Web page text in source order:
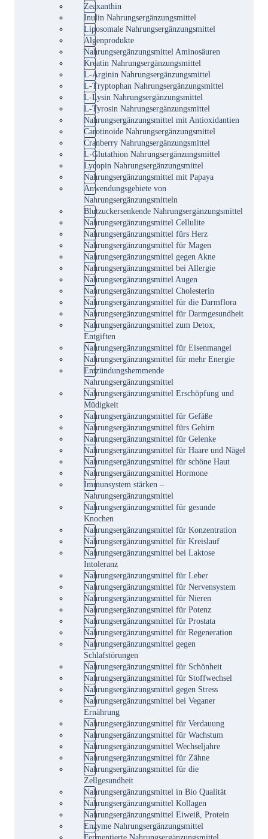
Zeaxanthin
Inulin Nahrungsergänzungsmittel
Liposomale Nahrungsergänzungsmittel
Algenprodukte
Nahrungsergänzungsmittel Aminosäuren
Kreatin Nahrungsergänzungsmittel
L-Arginin Nahrungsergänzungsmittel
L-Tryptophan Nahrungsergänzungsmittel
L-Lysin Nahrungsergänzungsmittel
L-Tyrosin Nahrungsergänzungsmittel
Nahrungsergänzungsmittel mit Antioxidantien
Carotinoide Nahrungsergänzungsmittel
Cranberry Nahrungsergänzungsmittel
L-Glutathion Nahrungsergänzungsmittel
Lycopin Nahrungsergänzungsmittel
Nahrungsergänzungsmittel mit Papaya
Anwendungsgebiete von
Nahrungsergänzungsmitteln
Blutzuckersenkende Nahrungsergänzungsmittel
Nahrungsergänzungsmittel Cellulite
Nahrungsergänzungsmittel fürs Herz
Nahrungsergänzungsmittel für Magen
Nahrungsergänzungsmittel gegen Akne
Nahrungsergänzungsmittel bei Allergie
Nahrungsergänzungsmittel Augen
Nahrungsergänzungsmittel Cholesterin
Nahrungsergänzungsmittel für die Darmflora
Nahrungsergänzungsmittel für Darmgesundheit
Nahrungsergänzungsmittel zum Detox,
Entgiften
Nahrungsergänzungsmittel für Eisenmangel
Nahrungsergänzungsmittel für mehr Energie
Entzündungshemmende
Nahrungsergänzungsmittel
Nahrungsergänzungsmittel Erschöpfung und
Müdigkeit
Nahrungsergänzungsmittel für Gefäße
Nahrungsergänzungsmittel fürs Gehirn
Nahrungsergänzungsmittel für Gelenke
Nahrungsergänzungsmittel für Haare und Nägel
Nahrungsergänzungsmittel für schöne Haut
Nahrungsergänzungsmittel Hormone
Immunsystem stärken –
Nahrungsergänzungsmittel
Nahrungsergänzungsmittel für gesunde
Knochen
Nahrungsergänzungsmittel für Konzentration
Nahrungsergänzungsmittel für Kreislauf
Nahrungsergänzungsmittel bei Laktose
Intoleranz
Nahrungsergänzungsmittel für Leber
Nahrungsergänzungsmittel für Nervensystem
Nahrungsergänzungsmittel für Nieren
Nahrungsergänzungsmittel für Potenz
Nahrungsergänzungsmittel für Prostata
Nahrungsergänzungsmittel für Regeneration
Nahrungsergänzungsmittel gegen
Schlafstörungen
Nahrungsergänzungsmittel für Schönheit
Nahrungsergänzungsmittel für Stoffwechsel
Nahrungsergänzungsmittel gegen Stress
Nahrungsergänzungsmittel bei Veganer
Ernährung
Nahrungsergänzungsmittel für Verdauung
Nahrungsergänzungsmittel für Wachstum
Nahrungsergänzungsmittel Wechseljahre
Nahrungsergänzungsmittel für Zähne
Nahrungsergänzungsmittel für die
Zellgesundheit
Nahrungsergänzungsmittel in Bio Qualität
Nahrungsergänzungsmittel Kollagen
Nahrungsergänzungsmittel Eiweiß, Protein
Enzyme Nahrungsergänzungsmittel